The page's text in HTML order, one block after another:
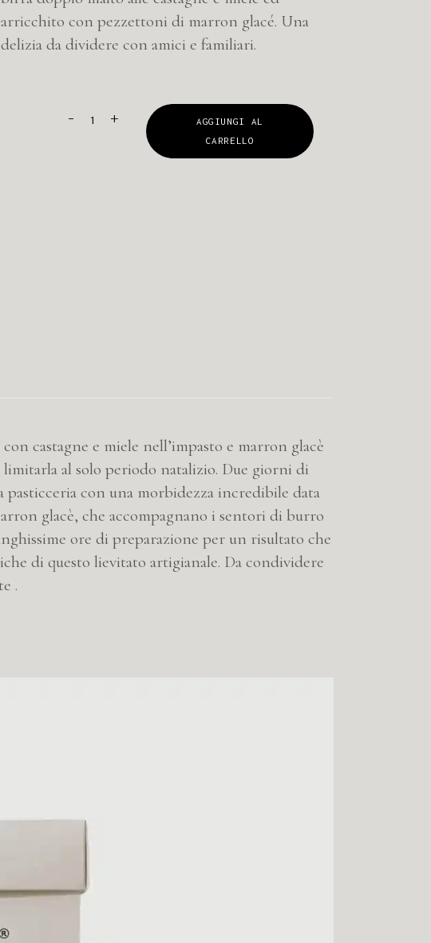
arricchito con pezzettoni di marron glacé. Una
delizia da dividere con amici e familiari.
- +
AGGIUNGI AL
CARRELLO
castagne e miele nell’impasto e marron glacè
al solo periodo natalizio. Due giorni di
con una morbidezza incredibile data
glacè, che accompagnano i sentori di burro
ore di preparazione per un risultato che
di questo lievitato artigianale. Da condividere
.